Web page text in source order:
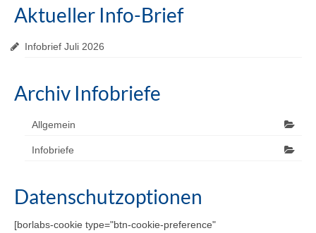
Aktueller Info-Brief
Infobrief Juli 2026
Archiv Infobriefe
Allgemein
Infobriefe
Datenschutzoptionen
[borlabs-cookie type="btn-cookie-preference"